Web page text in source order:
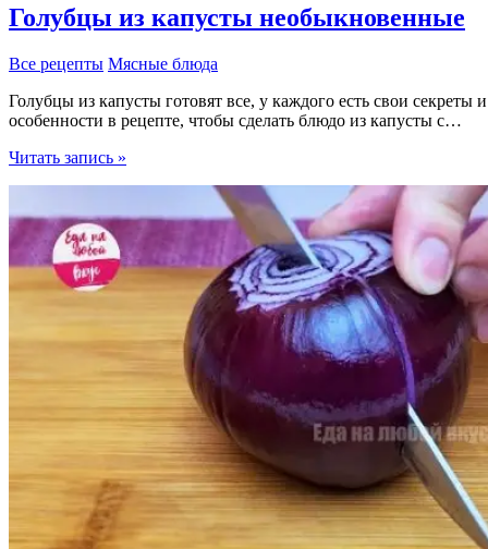
Голубцы из капусты необыкновенные
Все рецепты Мясные блюда
Голубцы из капусты готовят все, у каждого есть свои секреты и
особенности в рецепте, чтобы сделать блюдо из капусты с…
Голубцы
необыкновенные
Читать запись »